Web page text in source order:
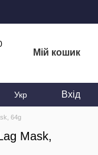
Мій кошик
Укр Вхід
64g
Mask,